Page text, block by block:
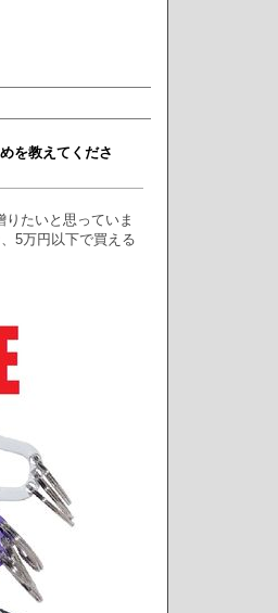
を教えてくださ
たいと思っていま
5万円以下で買える